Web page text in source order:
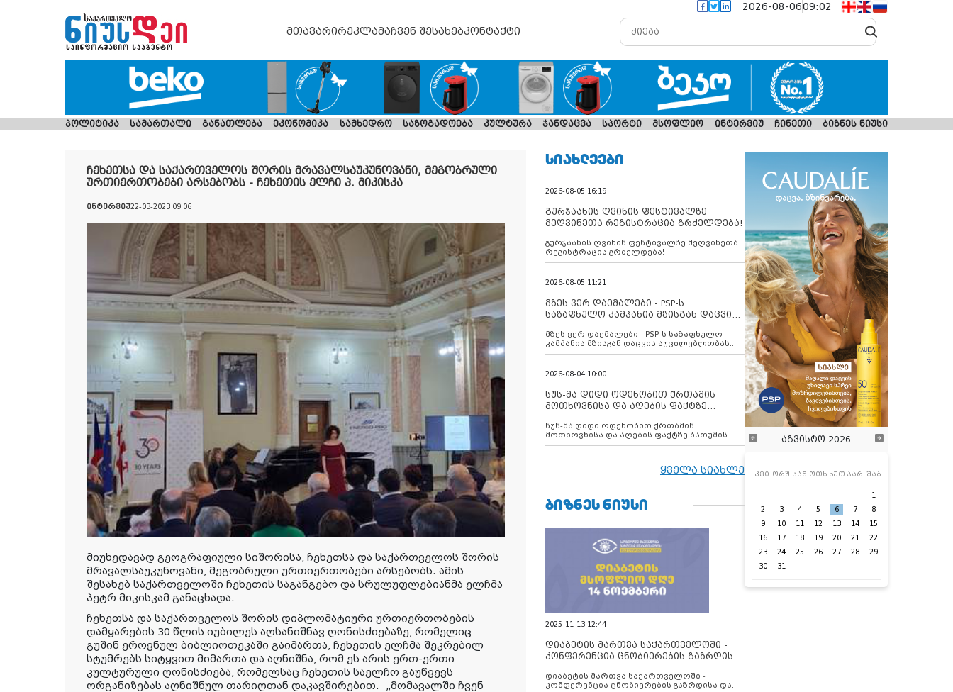
2026-08-0609:02
მთავარირეკლამაჩვენ შესახებკონტაქტი
პოლიტიკა სამართალი განათლება ეკონომიკა სამხედრო საზოგადოება კულტურა ჯანდაცვა სპორტი მსოფლიო ინტერვიუ ჩინეთი ბიზნეს ნიუსი
ჩეხეთსა და საქართველოს შორის მრავალსაუკუნოვანი, მეგობრული
ურთიერთობები არსებობს - ჩეხეთის ელჩი პ. მიკისკა
ინტერვიუ22-03-2023 09:06
მიუხედავად გეოგრაფიული სიშორისა, ჩეხეთსა და საქართველოს შორის
მრავალსაუკუნოვანი, მეგობრული ურთიერთობები არსებობს. ამის
შესახებ საქართველოში ჩეხეთის საგანგებო და სრულუფლებიანმა ელჩმა
პეტრ მიკისკამ განაცხადა.
ჩეხეთსა და საქართველოს შორის დიპლომატიური ურთიერთობების
დამყარების 30 წლის იუბილეს აღსანიშნავ ღონისძიებაზე, რომელიც
გუშინ ეროვნულ ბიბლიოთეკაში გაიმართა, ჩეხეთის ელჩმა შეკრებილ
სტუმრებს სიტყვით მიმართა და აღნიშნა, რომ ეს არის ერთ-ერთი
კულტურული ღონისძიება, რომელსაც ჩეხეთის საელჩო გაუწვევს
ორგანიზებას აღნიშნულ თარიღთან დაკავშირებით.
„მომავალში ჩვენ
ᲡᲘᲐᲮᲚᲔᲔᲑᲘ
2026-08-05 16:19
გურჯაანის ღვინის ფესტივალზე
მეღვინეთა რეგისტრაცია გრძელდება!
გურჯაანის ღვინის ფესტივალზე მეღვინეთა
რეგისტრაცია გრძელდება!
2026-08-05 11:21
მზეს ვერ დაემალები - PSP-ს
საზაფხულო კამპანია მზისგან დაცვის
მზეს ვერ დაემალები - PSP-ს საზაფხულო
კამპანია მზისგან დაცვის აუცილებლობას
გვახსენებს
2026-08-04 10:00
სუს-მა დიდი ოდენობით ქრთამის
მოთხოვნისა და აღების ფაქტზე
დააკავა
სუს-მა დიდი ოდენობით ქრთამის
მოთხოვნისა და აღების ფაქტზე ბათუმის
მერიის თანამშრომელი დააკავა
ყველა სიახლე
ᲑᲘᲖᲜᲔᲡ ᲜᲘᲣᲡᲘ
2025-11-13 12:44
დიაბეტის მართვა საქართველოში -
კონფერენცია ცნობიერების გაზრდისა
დიაბეტის მართვა საქართველოში -
კონფერენცია ცნობიერების გაზრდისა და
აგვისტო 2026
კვი ორშ სამ ოთხ ხუთ პარ შაბ
1
2
3 4 5 6 7
8
9
10 11 12 13 14
15
16
17 18 19 20 21
22
23
24 25 26 27 28
29
30
31